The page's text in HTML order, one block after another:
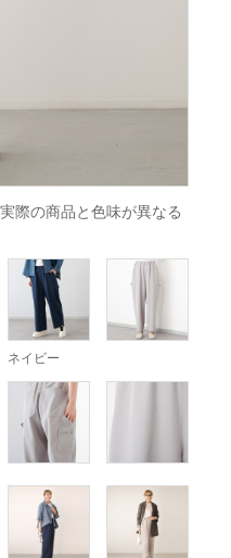
際の商品と色味が異なる
ネイビー